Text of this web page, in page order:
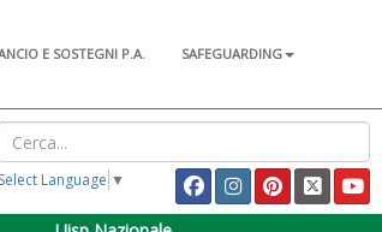
E SOSTEGNI P.A.
SAFEGUARDING
Select Language ▼